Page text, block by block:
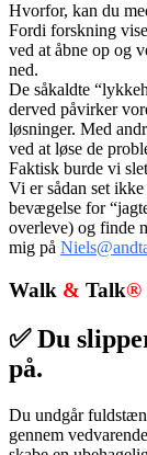
Hvorfor, kan du
Fordi forskning
ved at åbne op og
ned.
De såkaldte
derved påvirker
løsninger. Med
ved at løse de
Faktisk burde vi
Vi er sådan set
bevægelse for
overleve) og finde
mig på
Walk & Talk®
✅ Du
på.
Du undgår
gennem